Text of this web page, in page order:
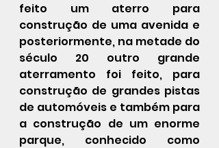
feito um aterro para
construção de uma avenida e
posteriormente, na metade do
século 20 outro grande
aterramento foi feito, para
construção de grandes pistas
de automóveis e também para
a construção de um enorme